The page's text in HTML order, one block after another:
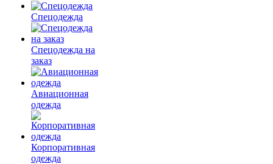
Спецодежда
Спецодежда на
заказ
Авиационная
одежда
Корпоративная
одежда